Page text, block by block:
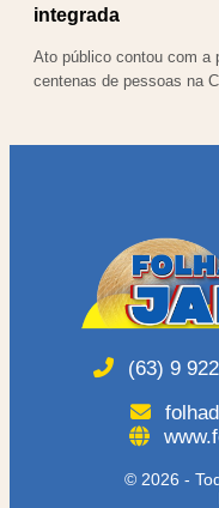
integrada
Ato público contou com a
centenas de pessoas na
(63) 9
© 2026 -